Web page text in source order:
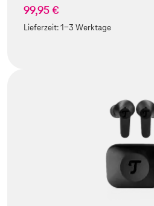
99,95 €
Lieferzeit:1-3 Werktage